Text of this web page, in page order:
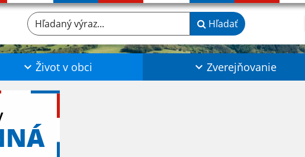
Hľadaný výraz... Hľadať
Život v obci Zverejňovanie